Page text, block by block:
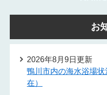
お
2026年8月9日更新
鴨川市内の海水浴場
在）